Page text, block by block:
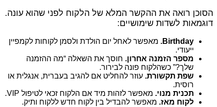
הסוכן רואה את ההקשר המלא של הלקוח לפני שהוא עונה.
דוגמאות לשדות שימושיים:
Birthday.
מאפשר לאחל יום הולדת ולסמן לקוחות לקמפיין
ייעודי.
מספר הזמנה אחרון. חוסך את השאלה “מה ההזמנה
שלך?” כשהלקוח פונה לבירור.
שפת תקשורת. עוזר להחליט אם להגיב בעברית, אנגלית או
רוסית.
תכנית מנוי. מאפשר לזהות מיד אם הלקוח זכאי לטיפול VIP.
לקוח מאז. מאפשר להבדיל בין לקוח חדש ללקוח ותיק.